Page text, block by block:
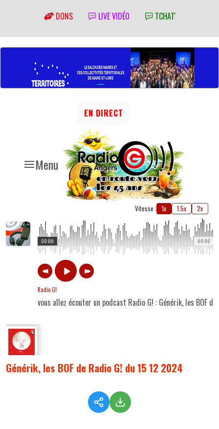
DONS LIVE VIDÉO TCHAT'
Menu
EN DIRECT
Vitesse : 1x 1.5x 2x
00:06
00:00
Radio G!
vous allez écouter un podcast Radio G! : Générik, les BOF
Générik, les BOF de Radio G! du 15 12 2024